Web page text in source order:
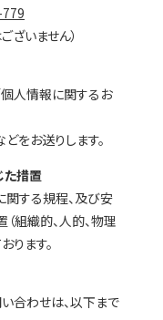
ざいません）
人情報に関するお
をお送りします。
措置
関する規程、及び安
組織的、人的、物理
ります。
合わせは、以下まで